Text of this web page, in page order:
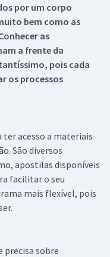
por um corpo
bem como as
as
a frente da
pois cada
os processos
ter acesso a materiais
São diversos
apostilas disponíveis
facilitar o seu
mais flexível, pois
precisa sobre